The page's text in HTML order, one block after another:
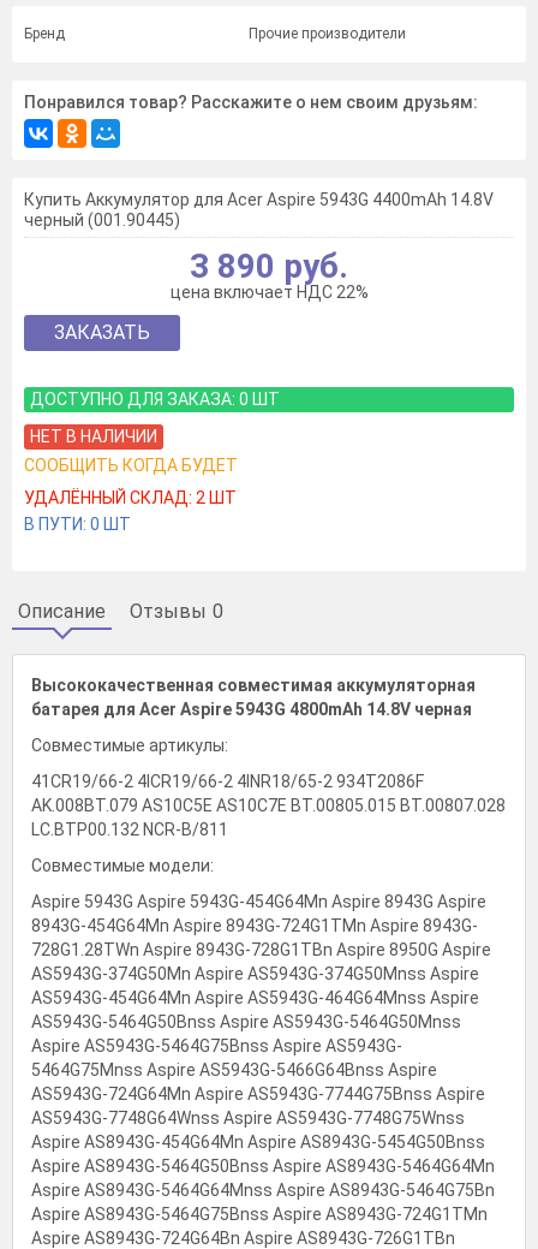
Бренд Прочие производители
Понравился товар? Расскажите о нем своим друзьям:
Купить Аккумулятор для Acer Aspire 5943G 4400mAh 14.8V
черный (001.90445)
3 890 руб.
цена включает НДС 22%
ЗАКАЗАТЬ
ДОСТУПНО ДЛЯ ЗАКАЗА: 0 ШТ
НЕТ В НАЛИЧИИ
СООБЩИТЬ КОГДА БУДЕТ
УДАЛЁННЫЙ СКЛАД: 2 ШТ
В ПУТИ: 0 ШТ
Описание Отзывы 0
Высококачественная совместимая аккумуляторная
батарея для Acer Aspire 5943G 4800mAh 14.8V черная
Совместимые артикулы:
41CR19/66-2 4ICR19/66-2 4INR18/65-2 934T2086F
AK.008BT.079 AS10C5E AS10C7E BT.00805.015 BT.00807.028
LC.BTP00.132 NCR-B/811
Совместимые модели:
Aspire 5943G Aspire 5943G-454G64Mn Aspire 8943G Aspire
8943G-454G64Mn Aspire 8943G-724G1TMn Aspire 8943G-
728G1.28TWn Aspire 8943G-728G1TBn Aspire 8950G Aspire
AS5943G-374G50Mn Aspire AS5943G-374G50Mnss Aspire
AS5943G-454G64Mn Aspire AS5943G-464G64Mnss Aspire
AS5943G-5464G50Bnss Aspire AS5943G-5464G50Mnss
Aspire AS5943G-5464G75Bnss Aspire AS5943G-
5464G75Mnss Aspire AS5943G-5466G64Bnss Aspire
AS5943G-724G64Mn Aspire AS5943G-7744G75Bnss Aspire
AS5943G-7748G64Wnss Aspire AS5943G-7748G75Wnss
Aspire AS8943G-454G64Mn Aspire AS8943G-5454G50Bnss
Aspire AS8943G-5464G50Bnss Aspire AS8943G-5464G64Mn
Aspire AS8943G-5464G64Mnss Aspire AS8943G-5464G75Bn
Aspire AS8943G-5464G75Bnss Aspire AS8943G-724G1TMn
Aspire AS8943G-724G64Bn Aspire AS8943G-726G1TBn